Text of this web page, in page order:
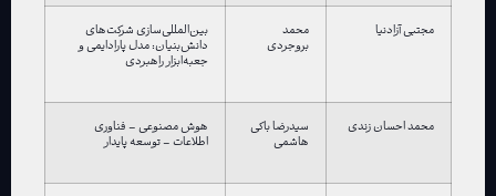
مجتبی آزادنیا محمد
بروجردی
بین‌المللی‌سازی شرکت‌های
دانش‌بنیان: مدل پارادایمی و
جعبه‌ابزار راهبردی
محمد احسان زندی سیدرضا باکی
هاشمی
هوش مصنوعی – فناوری
اطلاعات – توسعه پایدار